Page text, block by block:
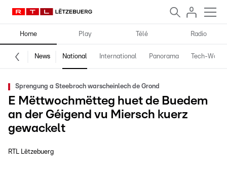
Home Play Télé Radio
News National International Panorama Tech-World
Sprengung a Steebroch warscheinlech de Grond
E Mëttwochmëtteg huet de Buedem
an der Géigend vu Miersch kuerz
gewackelt
RTL Lëtzebuerg